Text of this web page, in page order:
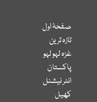
صفحۂ اول
تازہ ترین
غزہ لہو لہو
پاکستان
انٹر نیشنل
کھیل